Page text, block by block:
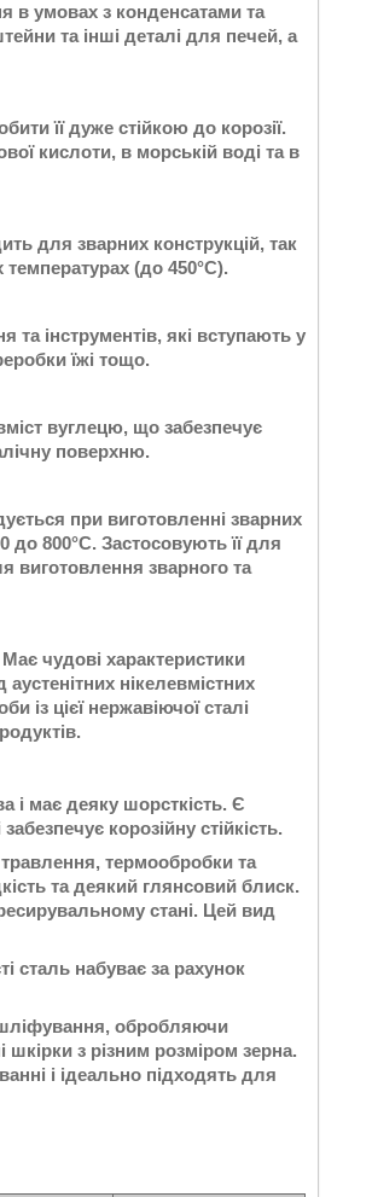
в умовах з конденсатами та
та інші деталі для печей, а
її дуже стійкою до корозії.
кислоти, в морській воді та в
для зварних конструкцій, так
температурах (до 450°С).
інструментів, які вступають у
їжі тощо.
вуглецю, що забезпечує
поверхню.
при виготовленні зварних
до 800°С. Застосовують її для
виготовлення зварного та
чудові характеристики
нікелевмістних
із цієї нержавіючої сталі
і має деяку шорсткість. Є
корозійну стійкість.
термообробки та
та деякий глянсовий блиск.
стані. Цей вид
сталь набуває за рахунок
обробляючи
з різним розміром зерна.
і ідеально підходять для